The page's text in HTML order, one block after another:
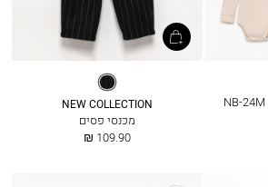
פסים
שחור
NEW COLLECTION
מכנסי פסים
החל
109.90 ₪